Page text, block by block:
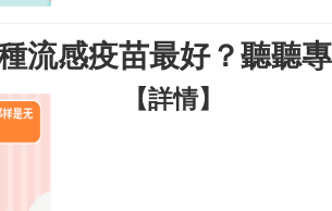
流感疫苗最好？聽聽
【詳情】